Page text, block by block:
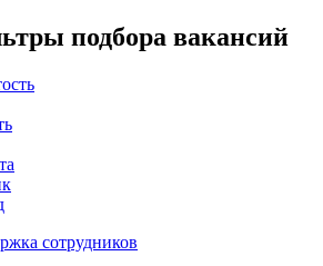
подбора вакансий
сотрудников